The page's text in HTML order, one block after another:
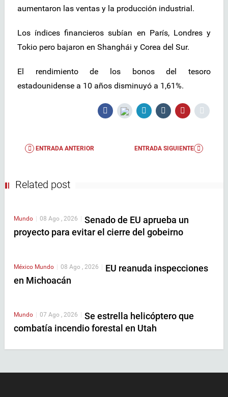
aumentaron las ventas y la producción industrial.
Los índices financieros subían en París, Londres y
Tokio pero bajaron en Shanghái y Corea del Sur.
El rendimiento de los bonos del tesoro
estadounidense a 10 años disminuyó a 1,61%.
ENTRADA ANTERIOR ENTRADA SIGUIENTE
Related post
Mundo 08 Ago , 2026
Senado de EU aprueba un
proyecto para evitar el cierre del gobeirno
México Mundo | 08 Ago , 2026 | EU reanuda inspecciones
en Michoacán
Mundo 07 Ago , 2026
Se estrella helicóptero que
combatía incendio forestal en Utah